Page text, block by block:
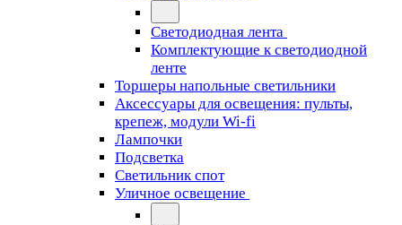
Светодиодная лента
Комплектующие к светодиодной
ленте
Торшеры напольные светильники
Аксессуары для освещения: пульты,
крепеж, модули Wi-fi
Лампочки
Подсветка
Светильник спот
Уличное освещение